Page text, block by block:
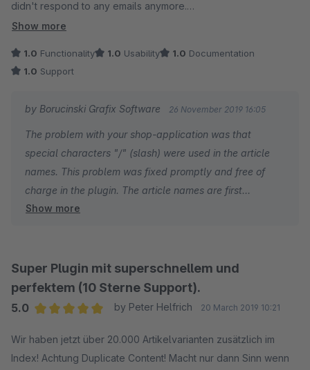
Sie haben mich jetzt mit Ihrem Mist 4 Wochen hängen
lassen. Ihr seit einfach nur Zeitverschwendung!
Könnt ja zukünftig gerne eure Kunden weiter verarschen.
Das kommt immer gut!
Unfreundlicheste Grüße
Matthias Benning
--------------------------------------------------------------
--------------------------------------------------------------
----
und "on top" noch eine "Ruf schädigende" Google
gekümmert haben.
mit freundlichen Grüßen
didn't respond to any emails anymore.
Very unprofessional, so leaf this plugin, you don't want to end
Show more
1.0 Functionality 1.0 Usability 1.0 Documentation
1.0 Support
by Borucinski Grafix Software 26 November 2019 16:05
The problem with your shop-application was that
special characters "/" (slash) were used in the article
names. This problem was fixed promptly and free of
charge in the plugin. The article names are first
validated and then used to create the SEO URL.
{$sArticle.name} is changed in:
{$sArticle.name|replace:"/":"-"|replace:"".":""}
The other bugs mentioned are due to the listing
template (theme template) used. An individual template
Show more
Super Plugin mit superschnellem und
perfektem (10 Sterne Support).
5.0
by Peter Helfrich 20 March 2019 10:21
Wir haben jetzt über 20.000 Artikelvarianten zusätzlich im
Index! Achtung Duplicate Content! Macht nur dann Sinn wenn